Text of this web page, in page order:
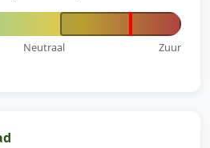
Neutraal Zuur